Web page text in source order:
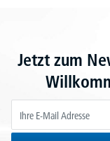
Jetzt zum